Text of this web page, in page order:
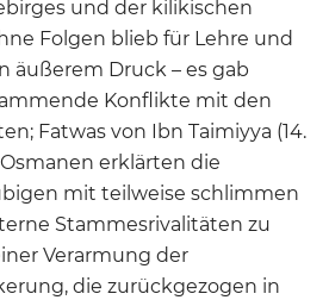
und der kilikischen
Folgen blieb für Lehre und
äußerem Druck – es gab
Konflikte mit den
Fatwas von Ibn Taimiyya (14.
erklärten die
mit teilweise schlimmen
Stammesrivalitäten zu
Verarmung der
die zurückgezogen in